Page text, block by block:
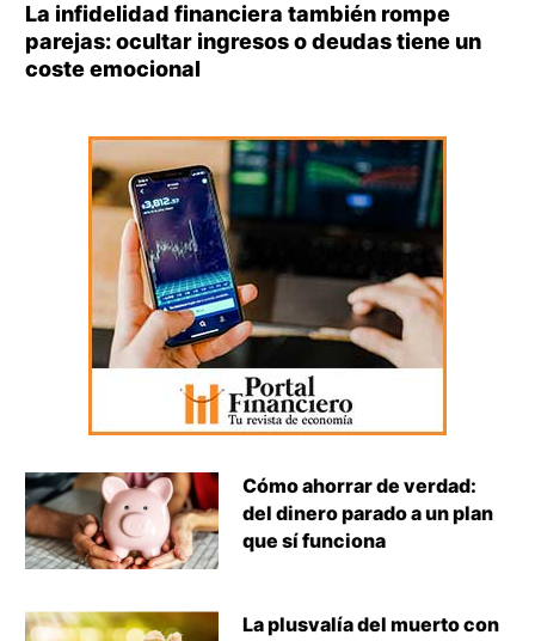
La infidelidad financiera también rompe
parejas: ocultar ingresos o deudas tiene un
coste emocional
Cómo ahorrar de verdad:
del dinero parado a un plan
que sí funciona
La plusvalía del muerto con